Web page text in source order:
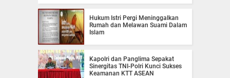
Hukum Istri Pergi Meninggalkan
Rumah dan Melawan Suami Dalam
Islam
Kapolri dan Panglima Sepakat
Sinergitas TNI-Polri Kunci Sukses
Keamanan KTT ASEAN